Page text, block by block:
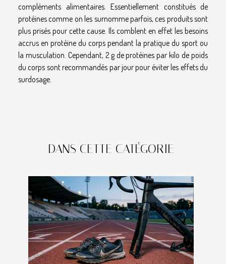
compléments alimentaires. Essentiellement constitués de
protéines comme on les surnomme parfois, ces produits sont
plus prisés pour cette cause. Ils comblent en effet les besoins
accrus en protéine du corps pendant la pratique du sport ou
la musculation. Cependant, 2 g de protéines par kilo de poids
du corps sont recommandés par jour pour éviter les effets du
surdosage.
DANS CETTE CATÉGORIE